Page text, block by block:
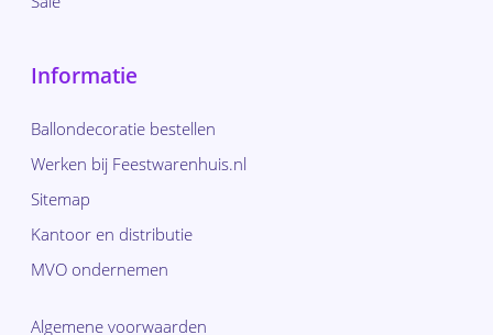
Informatie
Ballondecoratie bestellen
Werken bij Feestwarenhuis.nl
Sitemap
Kantoor en distributie
MVO ondernemen
Algemene voorwaarden